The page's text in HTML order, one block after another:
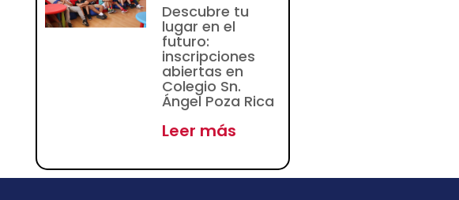
Descubre tu
lugar en el
futuro:
inscripciones
abiertas en
Colegio Sn.
Ángel Poza Rica
Leer más